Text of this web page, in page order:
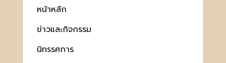
หน้าหลัก
ข่าวและกิจกรรม
นิทรรศการ